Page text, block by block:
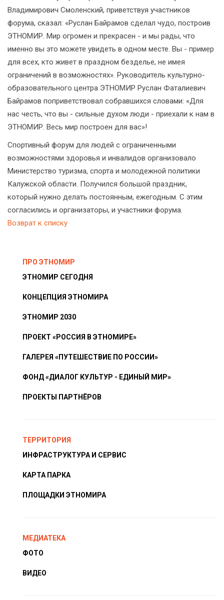
Владимирович Смоленский, приветствуя участников
форума, сказал: «Руслан Байрамов сделал чудо, построив
ЭТНОМИР. Мир огромен и прекрасен - и мы рады, что
именно вы это можете увидеть в одном месте. Вы - пример
для всех, кто живет в праздном безделье, не имея
ограничений в возможностях». Руководитель культурно-
образовательного центра ЭТНОМИР Руслан Фаталиевич
Байрамов поприветствовал собравшихся словами: «Для
нас честь, что вы - сильные духом люди - приехали к нам в
ЭТНОМИР. Весь мир построен для вас»!
Спортивный форум для людей с ограниченными
возможностями здоровья и инвалидов организовало
Министерство туризма, спорта и молодежной политики
Калужской области. Получился большой праздник,
который нужно делать постоянным, ежегодным. С этим
согласились и организаторы, и участники форума.
Возврат к списку
ПРО ЭТНОМИР
ЭТНОМИР СЕГОДНЯ
КОНЦЕПЦИЯ ЭТНОМИРА
ЭТНОМИР 2030
ПРОЕКТ «РОССИЯ В ЭТНОМИРЕ»
ГАЛЕРЕЯ «ПУТЕШЕСТВИЕ ПО РОССИИ»
ФОНД «ДИАЛОГ КУЛЬТУР - ЕДИНЫЙ МИР»
ПРОЕКТЫ ПАРТНЁРОВ
ТЕРРИТОРИЯ
ИНФРАСТРУКТУРА И СЕРВИС
КАРТА ПАРКА
ПЛОЩАДКИ ЭТНОМИРА
МЕДИАТЕКА
ФОТО
ВИДЕО